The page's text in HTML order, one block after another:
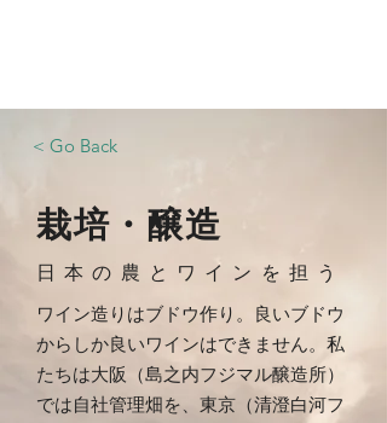
< Go Back
​栽培・醸造
​日本の農とワインを担う
ワイン造りはブドウ作り。良いブドウ
からしか良いワインはできません。私
たちは大阪（島之内フジマル醸造所）
では自社管理畑を、東京（清澄白河フ